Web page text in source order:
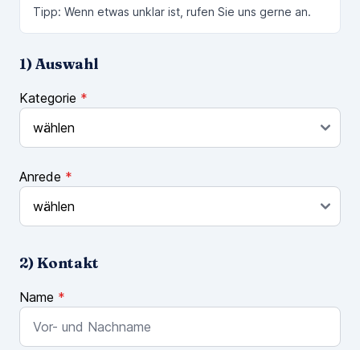
Tipp: Wenn etwas unklar ist, rufen Sie uns gerne an.
1) Auswahl
Kategorie *
Anrede *
2) Kontakt
Name *